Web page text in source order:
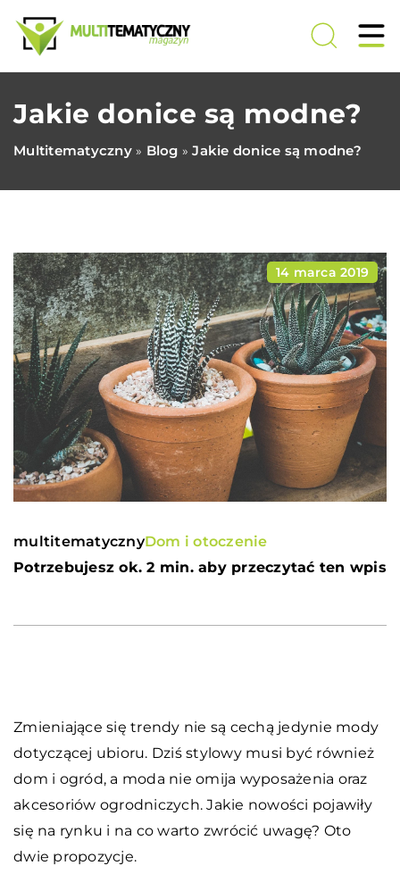
Jakie donice są modne?
Multitematyczny» Blog »Jakie donice są modne?
14 marca 2019
multitematycznyDom i otoczenie
Potrzebujesz ok. 2 min. aby przeczytać ten wpis
Zmieniające się trendy nie są cechą jedynie mody
dotyczącej ubioru. Dziś stylowy musi być również
dom i ogród, a moda nie omija wyposażenia oraz
akcesoriów ogrodniczych. Jakie nowości pojawiły
się na rynku i na co warto zwrócić uwagę? Oto
dwie propozycje.